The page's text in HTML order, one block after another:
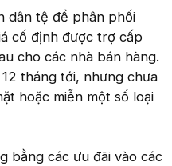
dân tệ để phân phối
cố định được trợ cấp
cho các nhà bán hàng.
tháng tới, nhưng chưa
hoặc miễn một số loại
bằng các ưu đãi vào các